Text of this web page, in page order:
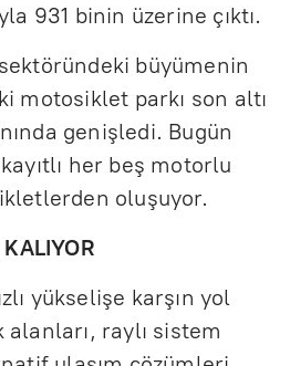
931 binin üzerine çıktı.
büyümenin
motosiklet parkı son altı
genişledi. Bugün
her beş motorlu
oluşuyor.
yükselişe karşın yol
raylı sistem